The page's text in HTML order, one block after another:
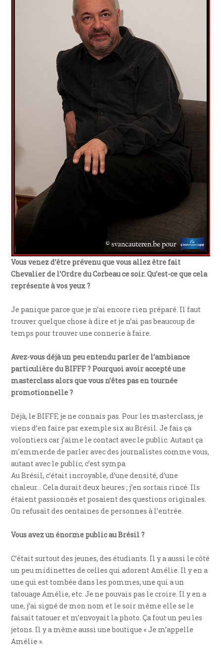
Vous venez d’être prévenu que vous allez être fait
Chevalier de l’Ordre du Corbeau ce soir. Qu’est-ce que cela
représente à vos yeux ?
Je panique parce que je n’ai encore rien préparé. Il faut
trouver quelque chose à dire et je n’ai pas beaucoup de
temps pour trouver une connerie à faire.
Avez-vous déjà un peu entendu parler de l’ambiance
particulière du BIFFF ? Pourquoi avoir accepté une
masterclass alors que vous n’êtes pas en tournée
promotionnelle ?
Déjà, le BIFFF, je ne connais pas. Pour les masterclass, je
viens d’en faire par exemple six au Brésil. Je fais ça
volontiers car j’aime le contact avec le public. Autant ça
m’emmerde de parler avec des journalistes comme vous,
autant avec le public, c’est sympa.
Au Brésil, c’était incroyable, d’une densité, d’une
chaleur… Cela durait deux heures ; j’en sortais rincé. Ils
étaient passionnés et posaient des questions originales.
On refusait des centaines de personnes à l’entrée.
Vous avez un énorme public au Brésil ?
C’était surtout des jeunes, des étudiants. Il y a aussi le côté
un peu midinettes de celles qui adorent Amélie. Il y en a
une qui est tombée dans les pommes, une qui a un
tatouage Amélie, etc. Je ne pouvais pas le croire. Il y en a
une, j’ai signé de mon nom et le soir même elle se le
faisait tatouer et m’envoyait la photo. Ça fout un peu les
jetons. Il y a même aussi une boutique « Je m’appelle
Amélie ».